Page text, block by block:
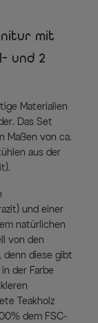
mit
und 2
Materialien
Das Set
Maßen von ca.
aus der
und einer
natürlichen
von den
denn diese gibt
der Farbe
Teakholz
dem FSC-